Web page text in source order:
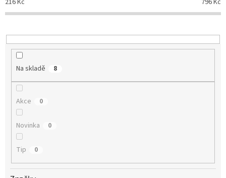
r
o
u
216Kč 796Kč
Na skladě 8
Akce 0
Novinka 0
Tip 0